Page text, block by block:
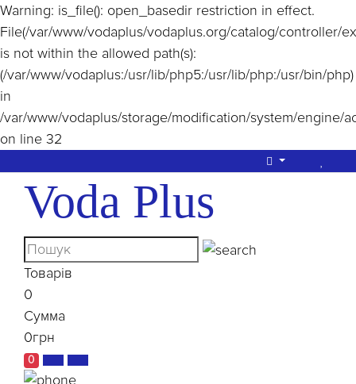
Warning: is_file(): open_basedir restriction in effect.
File(/var/www/vodaplus/vodaplus.org/catalog/controller/
is not within the allowed path(s):
(/var/www/vodaplus:/usr/lib/php5:/usr/lib/php:/usr/bin/php)
in
/var/www/vodaplus/storage/modification/system/engine/
on line 32
Voda Plus
Товарів
0
Сумма
0грн
0